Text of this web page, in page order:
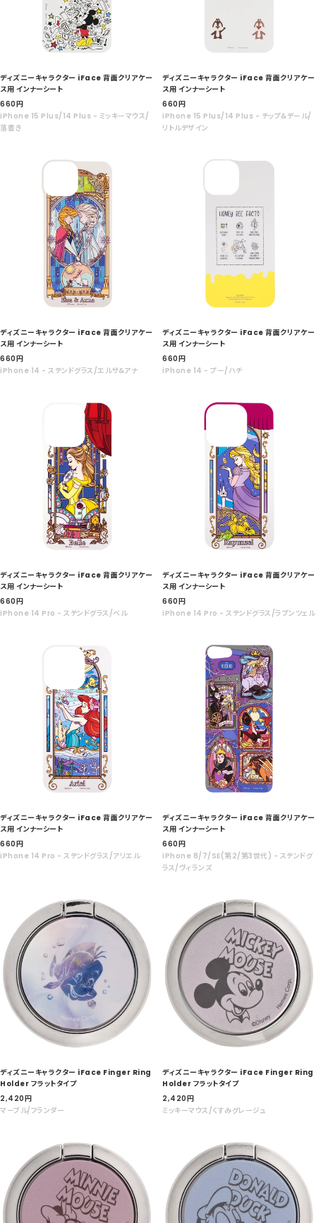
ディズニーキャラクター iFace 背面クリアケー
ス用 インナーシート
セ
ー
ル
660円
iPhone 15 Plus/14 Plus - ミッキーマウス/
落書き
ディズニーキャラクター iFace 背面クリアケー
ス用 インナーシート
セ
ー
ル
660円
iPhone 15 Plus/14 Plus - チップ&デール/
リトルデザイン
ディズニーキャラクター iFace 背面クリアケー
ス用 インナーシート
セ
ー
660円
iPhone 14 - ステンドグラス/エルサ&アナ
ディズニーキャラクター iFace 背面クリアケー
ス用 インナーシート
セ
ー
660円
iPhone 14 - プー/ハチ
ディズニーキャラクター iFace 背面クリアケー
ス用 インナーシート
セ
ー
660円
iPhone 14 Pro - ステンドグラス/ベル
ディズニーキャラクター iFace 背面クリアケー
ス用 インナーシート
セ
ー
660円
iPhone 14 Pro - ステンドグラス/ラプンツェル
ディズニーキャラクター iFace 背面クリアケー
ス用 インナーシート
セ
ー
660円
iPhone 14 Pro - ステンドグラス/アリエル
ディズニーキャラクター iFace 背面クリアケー
ス用 インナーシート
セ
ー
ル
660円
iPhone 8/7/SE(第2/第3世代) - ステンドグ
ラス/ヴィランズ
ディズニーキャラクター iFace Finger Ring
Holder フラットタイプ
セ
ー
2,420円
マーブル/フランダー
ディズニーキャラクター iFace Finger Ring
Holder フラットタイプ
セ
ー
2,420円
ミッキーマウス/くすみグレージュ